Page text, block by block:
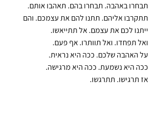
תבחרו באהבה. תבחרו בהם. תאהבו אותם.
תתקרבו אליהם. תתנו להם את עצמכם. והם
ייתנו לכם את עצמם. אל תתייאשו.
ואל תפחדו. ואל תוותרו. אף פעם.
על האהבה שלכם. ככה היא נראית.
ככה היא נשמעת. ככה היא מרגישה.
אז תרגישו. תתרגשו.